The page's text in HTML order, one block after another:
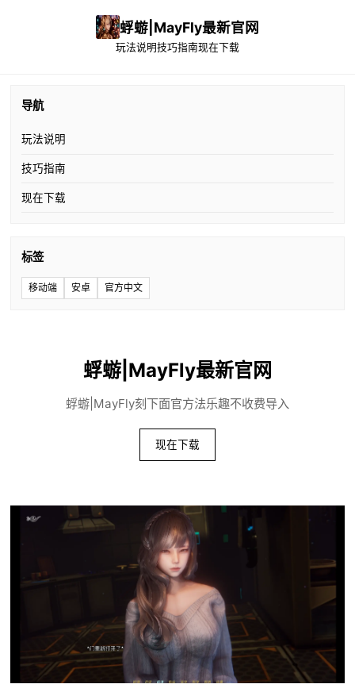
蜉蝣|MayFly最新官网
玩法说明技巧指南现在下载
导航
玩法说明
技巧指南
现在下载
标签
移动端 安卓 官方中文
蜉蝣|MayFly最新官网
蜉蝣|MayFly刻下面官方法乐趣不收费导入
现在下载